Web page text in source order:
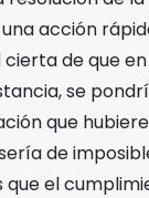
acción
de que
se
que
de
el